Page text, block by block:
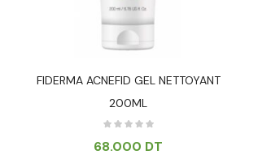
FIDERMA ACNEFID GEL NETTOYANT
200ML
68.000 DT